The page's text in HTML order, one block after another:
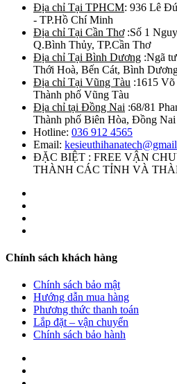
Địa chỉ Tại TPHCM: 936 Lê
- TP.Hồ Chí Minh
Địa chỉ Tại Cần Thơ:Số 1
Q.Bình Thủy, TP.Cần Thơ
Địa chỉ Tại Bình Dương :Ngã
Thới Hoà, Bến Cát, Bình
Địa chỉ Tại Vũng Tàu :1615
Thành phố Vũng Tàu
Địa chỉ tại Đồng Nai :68/81
Thành phố Biên Hòa, Đồng Nai
Hotline: 036 912 4565
Email:
ĐẶC BIỆT : FREE VẬN
THÀNH CÁC TỈNH VÀ
Chính sách khách hàng
Chính sách bảo mật
Hướng dẫn mua hàng
Phương thức thanh toán
Lắp đặt – vận chuyển
Chính sách bảo hành